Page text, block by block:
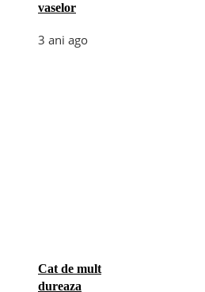
vaselor
3 ani ago
Cat de mult
dureaza